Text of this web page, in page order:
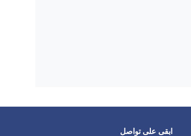
ابقى على تواصل